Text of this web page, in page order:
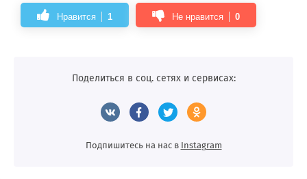
Нравится 1 Не нравится 0
Поделиться в соц. сетях и сервисах:
Подпишитесь на нас в Instagram